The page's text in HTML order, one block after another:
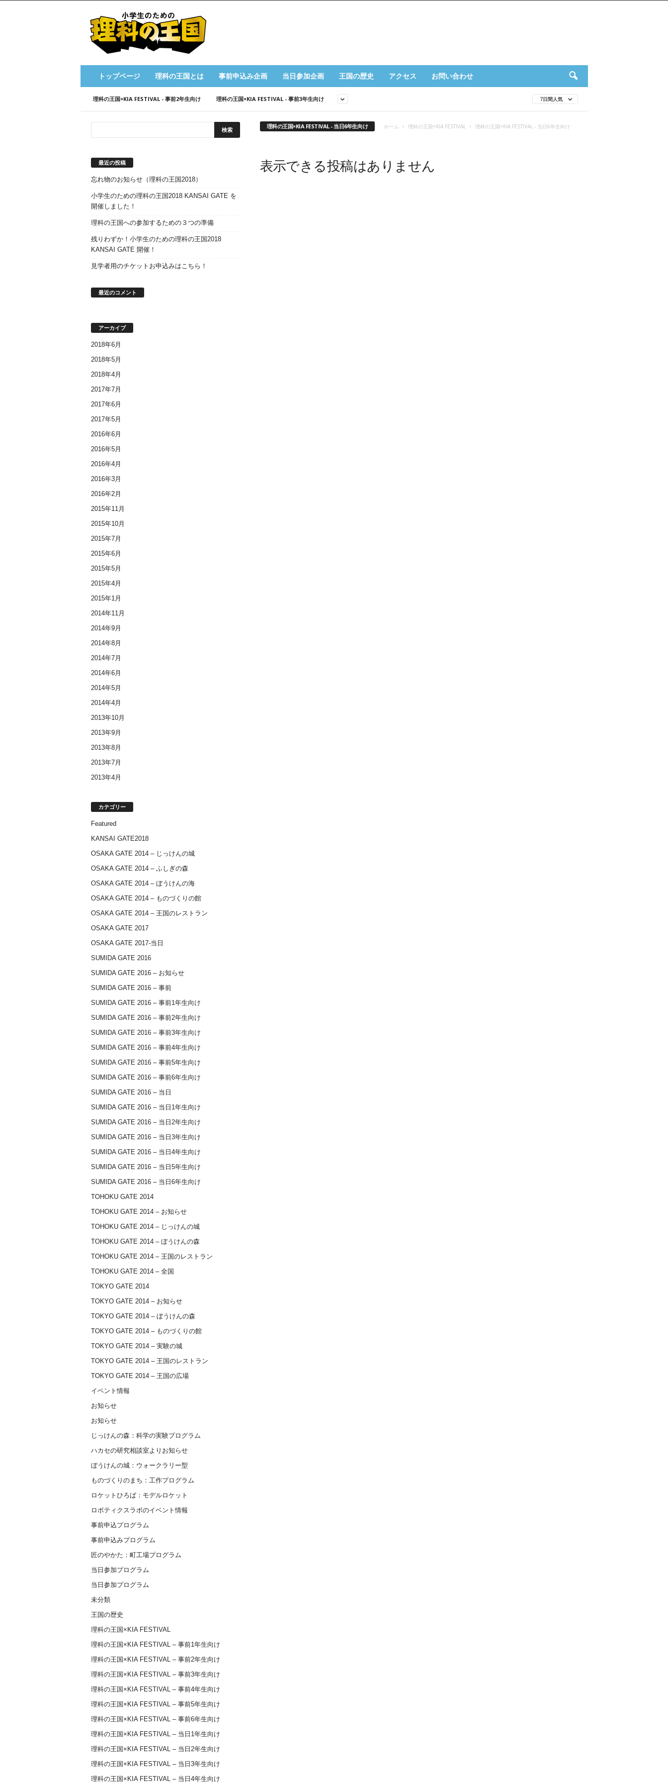
王
トップページ 理科の王国とは 事前申込み企画 当日参加企画 王国の歴史 アクセス お問い合わせ
理科の王国×KIA FESTIVAL - 事前2年生向け 理科の王国×KIA FESTIVAL - 事前3年生向け 7日間人気
理科の王国×KIA FESTIVAL - 当日6年生向け ホーム 理科の王国×KIA FESTIVAL 理科の王国×KIA FESTIVAL - 当日6年生向け
表示できる投稿はありません
最近の投稿
忘れ物のお知らせ（理科の王国2018）
小学生のための理科の王国2018 KANSAI GATE を
開催しました！
理科の王国への参加するための３つの準備
残りわずか！小学生のための理科の王国2018
KANSAI GATE 開催！
見学者用のチケットお申込みはこちら！
最近のコメント
アーカイブ
2018年6月
2018年5月
2018年4月
2017年7月
2017年6月
2017年5月
2016年6月
2016年5月
2016年4月
2016年3月
2016年2月
2015年11月
2015年10月
2015年7月
2015年6月
2015年5月
2015年4月
2015年1月
2014年11月
2014年9月
2014年8月
2014年7月
2014年6月
2014年5月
2014年4月
2013年10月
2013年9月
2013年8月
2013年7月
2013年4月
カテゴリー
Featured
KANSAI GATE2018
OSAKA GATE 2014 – じっけんの城
OSAKA GATE 2014 – ふしぎの森
OSAKA GATE 2014 – ぼうけんの海
OSAKA GATE 2014 – ものづくりの館
OSAKA GATE 2014 – 王国のレストラン
OSAKA GATE 2017
OSAKA GATE 2017-当日
SUMIDA GATE 2016
SUMIDA GATE 2016 – お知らせ
SUMIDA GATE 2016 – 事前
SUMIDA GATE 2016 – 事前1年生向け
SUMIDA GATE 2016 – 事前2年生向け
SUMIDA GATE 2016 – 事前3年生向け
SUMIDA GATE 2016 – 事前4年生向け
SUMIDA GATE 2016 – 事前5年生向け
SUMIDA GATE 2016 – 事前6年生向け
SUMIDA GATE 2016 – 当日
SUMIDA GATE 2016 – 当日1年生向け
SUMIDA GATE 2016 – 当日2年生向け
SUMIDA GATE 2016 – 当日3年生向け
SUMIDA GATE 2016 – 当日4年生向け
SUMIDA GATE 2016 – 当日5年生向け
SUMIDA GATE 2016 – 当日6年生向け
TOHOKU GATE 2014
TOHOKU GATE 2014 – お知らせ
TOHOKU GATE 2014 – じっけんの城
TOHOKU GATE 2014 – ぼうけんの森
TOHOKU GATE 2014 – 王国のレストラン
TOHOKU GATE 2014 – 全国
TOKYO GATE 2014
TOKYO GATE 2014 – お知らせ
TOKYO GATE 2014 – ぼうけんの森
TOKYO GATE 2014 – ものづくりの館
TOKYO GATE 2014 – 実験の城
TOKYO GATE 2014 – 王国のレストラン
TOKYO GATE 2014 – 王国の広場
イベント情報
お知らせ
お知らせ
じっけんの森：科学の実験プログラム
ハカセの研究相談室よりお知らせ
ぼうけんの城：ウォークラリー型
ものづくりのまち：工作プログラム
ロケットひろば：モデルロケット
ロボティクスラボのイベント情報
事前申込プログラム
事前申込みプログラム
匠のやかた：町工場プログラム
当日参加プログラム
当日参加プログラム
未分類
王国の歴史
理科の王国×KIA FESTIVAL
理科の王国×KIA FESTIVAL – 事前1年生向け
理科の王国×KIA FESTIVAL – 事前2年生向け
理科の王国×KIA FESTIVAL – 事前3年生向け
理科の王国×KIA FESTIVAL – 事前4年生向け
理科の王国×KIA FESTIVAL – 事前5年生向け
理科の王国×KIA FESTIVAL – 事前6年生向け
理科の王国×KIA FESTIVAL – 当日1年生向け
理科の王国×KIA FESTIVAL – 当日2年生向け
理科の王国×KIA FESTIVAL – 当日3年生向け
理科の王国×KIA FESTIVAL – 当日4年生向け